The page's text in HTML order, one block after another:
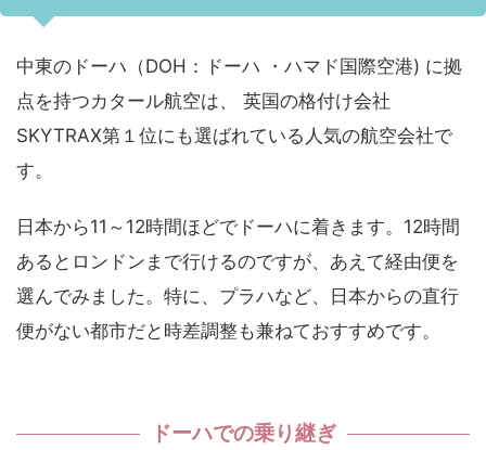
中東のドーハ（DOH：ドーハ ・ハマド国際空港) に拠
点を持つカタール航空は、 英国の格付け会社
SKYTRAX第１位にも選ばれている人気の航空会社で
す。
日本から11～12時間ほどでドーハに着きます。12時間
あるとロンドンまで行けるのですが、あえて経由便を
選んでみました。特に、プラハなど、日本からの直行
便がない都市だと時差調整も兼ねておすすめです。
ドーハでの乗り継ぎ